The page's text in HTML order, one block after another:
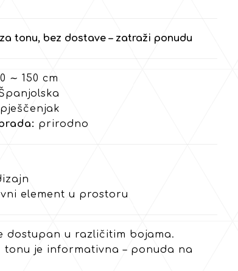
tonu, bez dostave – zatraži ponudu
∼ 150 cm
pješčenjak
prirodno
element u prostoru
dostupan u različitim bojama.
tonu je informativna – ponuda na